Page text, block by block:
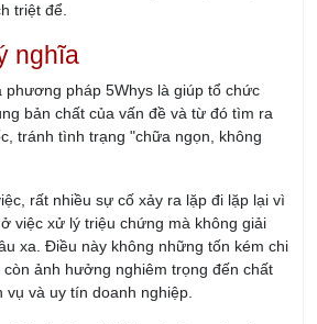
triệt để.
nghĩa
phương pháp 5Whys là giúp tổ chức
bản chất của vấn đề và từ đó tìm ra
tránh tình trạng "chữa ngọn, không
rất nhiều sự cố xảy ra lặp đi lặp lại vì
việc xử lý triệu chứng mà không giải
xa. Điều này không những tốn kém chi
ảnh hưởng nghiêm trọng đến chất
và uy tín doanh nghiệp.